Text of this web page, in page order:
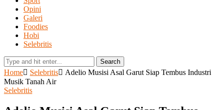
Opini
Galeri
Foodies
Hobi
Selebritis
Search
Home Selebritis
Adelio Musisi Asal Garut Siap Tembus Industri
Musik Tanah Air
Selebritis